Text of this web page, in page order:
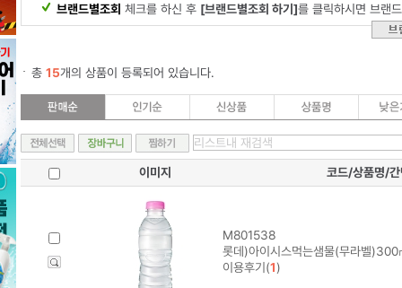
브랜드별조회 체크를 하신 후 [브랜드별조회 하기]를 클릭하시면 브랜
총 15개의 상품이 등록되어 있습니다.
이미지 코드/상품명/간
M801538
롯데)아이시스먹는샘물(무라벨)300
이용후기(1)